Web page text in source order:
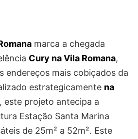
marca a chegada
Cury na Vila Romana,
endereços mais cobiçados da
estrategicamente na
, este projeto antecipa a
Estação Santa Marina
de 25m² a 52m². Este